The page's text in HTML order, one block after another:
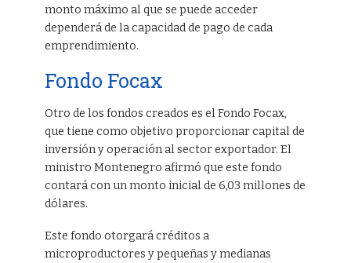
monto máximo al que se puede acceder
dependerá de la capacidad de pago de cada
emprendimiento.
Fondo Focax
Otro de los fondos creados es el Fondo Focax,
que tiene como objetivo proporcionar capital de
inversión y operación al sector exportador. El
ministro Montenegro afirmó que este fondo
contará con un monto inicial de 6,03 millones de
dólares.
Este fondo otorgará créditos a
microproductores y pequeñas y medianas